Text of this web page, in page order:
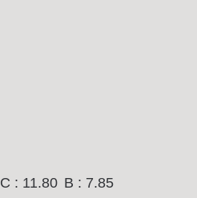
C : 11.80 B : 7.85